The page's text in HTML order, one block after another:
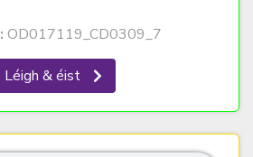
: OD017119_CD0309_7
Léigh & éist